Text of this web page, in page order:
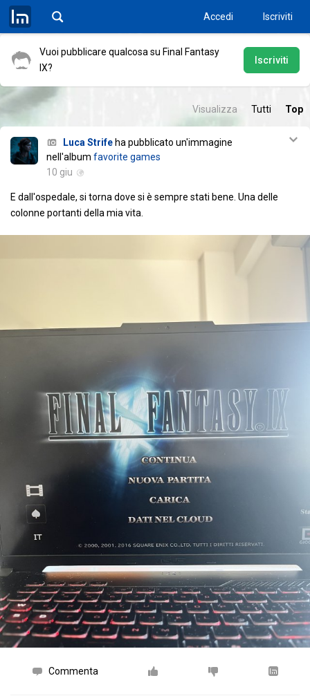
Accedi Iscriviti
Tutto
Vuoi pubblicare qualcosa su Final Fantasy
IX?
Iscriviti
Visualizza Tutti Top
Luca Strife ha pubblicato un'immagine
nell'album favorite games
10 giu
E dall'ospedale, si torna dove si è sempre stati bene. Una delle
colonne portanti della mia vita.
Commenta